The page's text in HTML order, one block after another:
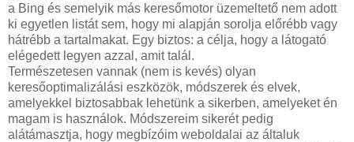
a Bing és semelyik más keresőmotor üzemeltető nem adott
ki egyetlen listát sem, hogy mi alapján sorolja előrébb vagy
hátrébb a tartalmakat. Egy biztos: a célja, hogy a látogató
elégedett legyen azzal, amit talál.
Természetesen vannak (nem is kevés) olyan
keresőoptimalizálási eszközök, módszerek és elvek,
amelyekkel biztosabbak lehetünk a sikerben, amelyeket én
magam is használok. Módszereim sikerét pedig
alátámasztja, hogy megbízóim weboldalai az általuk